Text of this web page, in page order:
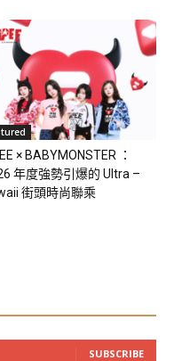
× BABYMONSTER ：
年度強勢引爆的 Ultra –
街頭時尚聯乘
SUBSCRIBE